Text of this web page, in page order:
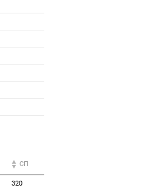
СП
320